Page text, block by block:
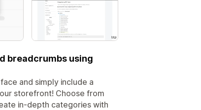
breadcrumbs using
and simply include a
storefront! Choose from
in-depth categories with